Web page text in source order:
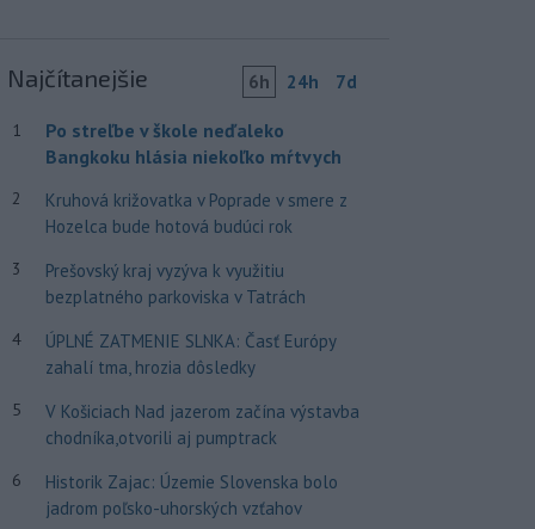
Najčítanejšie 6h 24h 7d
1
Po streľbe v škole neďaleko
Bangkoku hlásia niekoľko mŕtvych
2
Kruhová križovatka v Poprade v smere z
Hozelca bude hotová budúci rok
3
Prešovský kraj vyzýva k využitiu
bezplatného parkoviska v Tatrách
4
ÚPLNÉ ZATMENIE SLNKA: Časť Európy
zahalí tma, hrozia dôsledky
5
V Košiciach Nad jazerom začína výstavba
chodníka,otvorili aj pumptrack
6
Historik Zajac: Územie Slovenska bolo
jadrom poľsko-uhorských vzťahov